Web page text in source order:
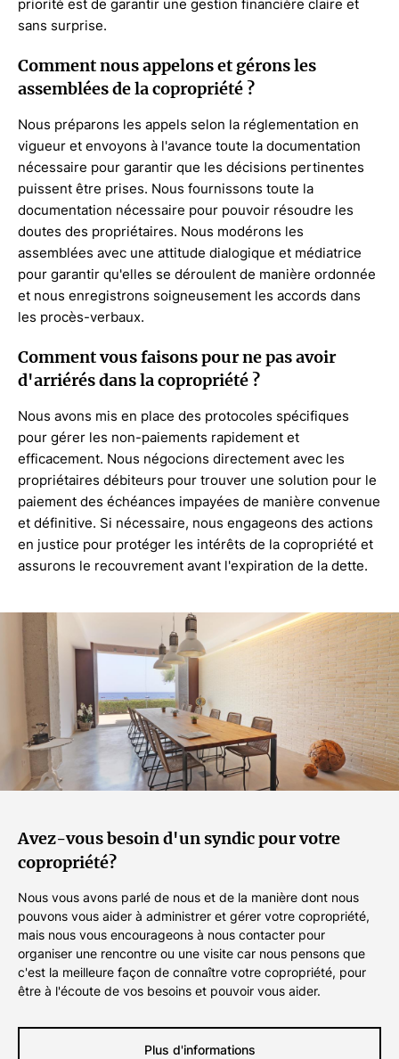
priorité est de garantir une gestion financière claire et
sans surprise.
Comment nous appelons et gérons les
assemblées de la copropriété ?
Nous préparons les appels selon la réglementation en
vigueur et envoyons à l'avance toute la documentation
nécessaire pour garantir que les décisions pertinentes
puissent être prises. Nous fournissons toute la
documentation nécessaire pour pouvoir résoudre les
doutes des propriétaires. Nous modérons les
assemblées avec une attitude dialogique et médiatrice
pour garantir qu'elles se déroulent de manière ordonnée
et nous enregistrons soigneusement les accords dans
les procès-verbaux.
Comment vous faisons pour ne pas avoir
d'arriérés dans la copropriété ?
Nous avons mis en place des protocoles spécifiques
pour gérer les non-paiements rapidement et
efficacement. Nous négocions directement avec les
propriétaires débiteurs pour trouver une solution pour le
paiement des échéances impayées de manière convenue
et définitive. Si nécessaire, nous engageons des actions
en justice pour protéger les intérêts de la copropriété et
assurons le recouvrement avant l'expiration de la dette.
Avez-vous besoin d'un syndic pour votre
copropriété?
Nous vous avons parlé de nous et de la manière dont nous
pouvons vous aider à administrer et gérer votre copropriété,
mais nous vous encourageons à nous contacter pour
organiser une rencontre ou une visite car nous pensons que
c'est la meilleure façon de connaître votre copropriété, pour
être à l'écoute de vos besoins et pouvoir vous aider.
Plus d'informations